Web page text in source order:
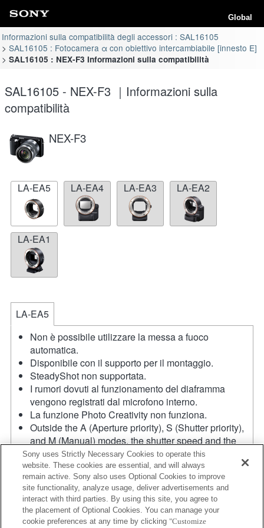
Global
Informazioni sulla compatibilità degli accessori : SAL16105
SAL16105 : Fotocamera α con obiettivo intercambiabile [innesto E]
SAL16105 : NEX-F3 Informazioni sulla compatibilità
SAL16105 - NEX-F3 ｜Informazioni sulla
compatibilità
NEX-F3
LA-EA5 LA-EA4 LA-EA3 LA-EA2
LA-EA1
LA-EA5
Non è possibile utilizzare la messa a fuoco
automatica.
Disponibile con il supporto per il montaggio.
SteadyShot non supportata.
I rumori dovuti al funzionamento del diaframma
vengono registrati dal microfono interno.
La funzione Photo Creativity non funziona.
Outside the A (Aperture priority), S (Shutter priority),
and M (Manual) modes, the shutter speed and the
aperture can not be adjusted during the movie
recording.
La funzione [Lens Comp] (Lens Compensation) non
funziona.
Se viene inserito un [obiettivo A-mount] utilizzando il
supporto per il montaggio, la funzione MF assist non
Sony uses Strictly Necessary Cookies to operate this
website. These cookies are essential, and will always
remain active. Sony also uses Optional Cookies to improve
site functionality, analyze usage, deliver advertisements and
interact with third parties. By using this site, you agree to
the placement of Optional Cookies. You can manage your
cookie preferences at any time by clicking "Customize